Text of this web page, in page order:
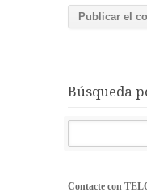
Búsqueda
Contacte con